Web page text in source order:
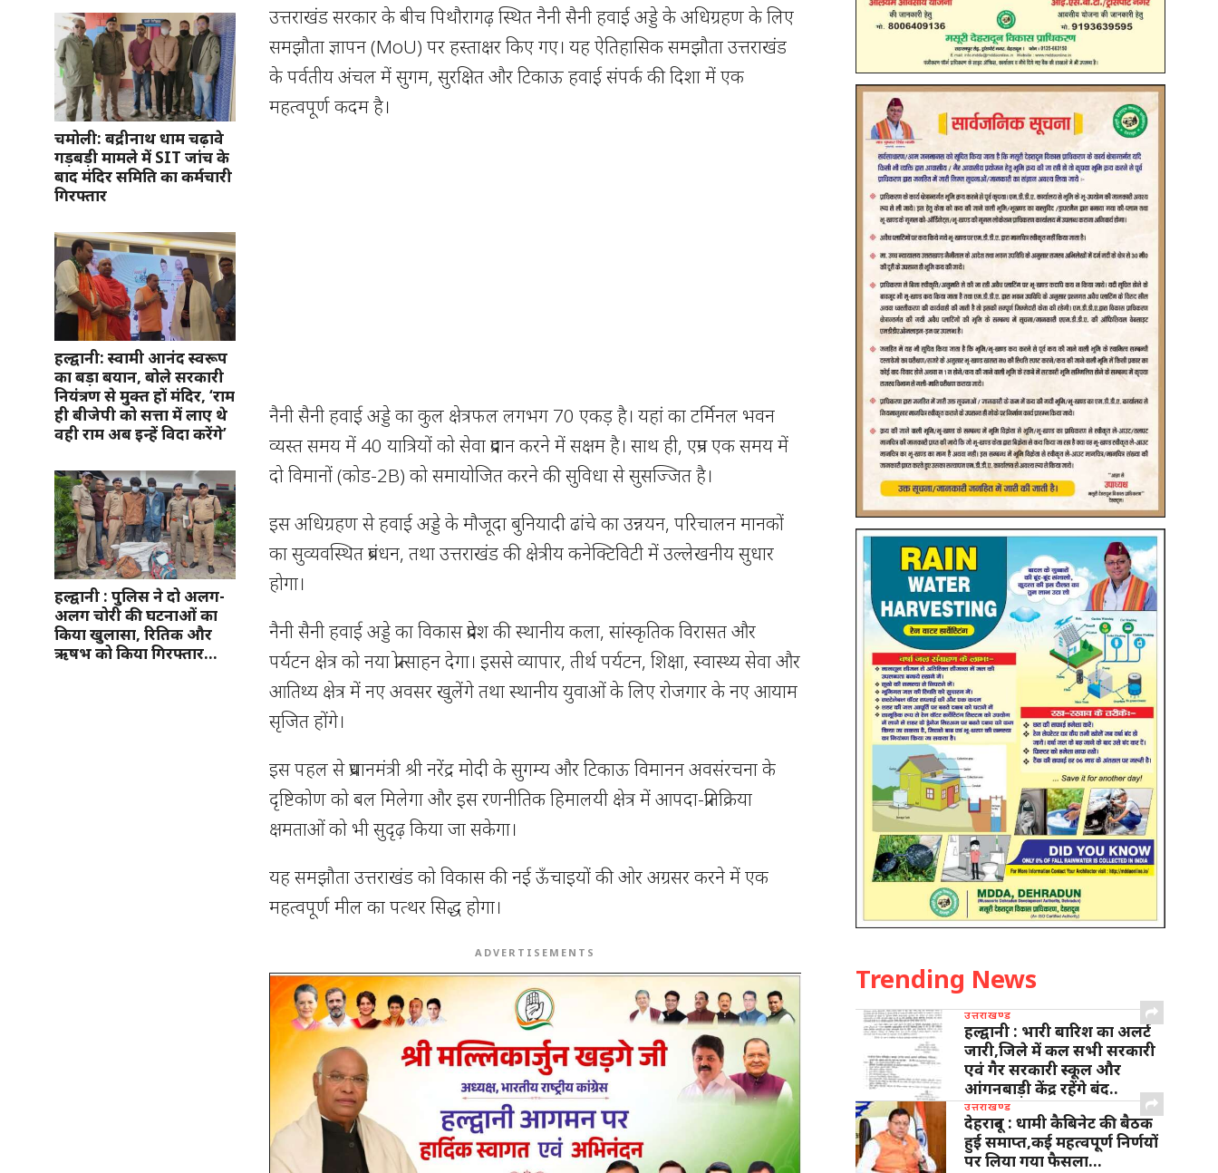
चमोली: बद्रीनाथ धाम चढ़ावे
गड़बड़ी मामले में SIT जांच के
बाद मंदिर समिति का कर्मचारी
गिरफ्तार
हल्द्वानी: स्वामी आनंद स्वरूप
का बड़ा बयान, बोले सरकारी
नियंत्रण से मुक्त हों मंदिर, ‘राम
ही बीजेपी को सत्ता में लाए थे
वही राम अब इन्हें विदा करेंगे’
हल्द्वानी : पुलिस ने दो अलग-
अलग चोरी की घटनाओं का
किया खुलासा, रितिक और
ऋषभ को किया गिरफ्तार…
उत्तराखंड सरकार के बीच पिथौरागढ़ स्थित नैनी सैनी हवाई अड्डे के अधिग्रहण के लिए
समझौता ज्ञापन (MoU) पर हस्ताक्षर किए गए। यह ऐतिहासिक समझौता उत्तराखंड
के पर्वतीय अंचल में सुगम, सुरक्षित और टिकाऊ हवाई संपर्क की दिशा में एक
महत्वपूर्ण कदम है।
नैनी सैनी हवाई अड्डे का कुल क्षेत्रफल लगभग 70 एकड़ है। यहां का टर्मिनल भवन
व्यस्त समय में 40 यात्रियों को सेवा प्रदान करने में सक्षम है। साथ ही, एप्रन एक समय में
दो विमानों (कोड-2B) को समायोजित करने की सुविधा से सुसज्जित है।
इस अधिग्रहण से हवाई अड्डे के मौजूदा बुनियादी ढांचे का उन्नयन, परिचालन मानकों
का सुव्यवस्थित प्रबंधन, तथा उत्तराखंड की क्षेत्रीय कनेक्टिविटी में उल्लेखनीय सुधार
होगा।
नैनी सैनी हवाई अड्डे का विकास प्रदेश की स्थानीय कला, सांस्कृतिक विरासत और
पर्यटन क्षेत्र को नया प्रोत्साहन देगा। इससे व्यापार, तीर्थ पर्यटन, शिक्षा, स्वास्थ्य सेवा और
आतिथ्य क्षेत्र में नए अवसर खुलेंगे तथा स्थानीय युवाओं के लिए रोजगार के नए आयाम
सृजित होंगे।
इस पहल से प्रधानमंत्री श्री नरेंद्र मोदी के सुगम्य और टिकाऊ विमानन अवसंरचना के
दृष्टिकोण को बल मिलेगा और इस रणनीतिक हिमालयी क्षेत्र में आपदा-प्रतिक्रिया
क्षमताओं को भी सुदृढ़ किया जा सकेगा।
यह समझौता उत्तराखंड को विकास की नई ऊँचाइयों की ओर अग्रसर करने में एक
महत्वपूर्ण मील का पत्थर सिद्ध होगा।
ADVERTISEMENTS
Trending News
उत्तराखण्ड
हल्द्वानी : भारी बारिश का अलर्ट
जारी,जिले में कल सभी सरकारी
एवं गैर सरकारी स्कूल और
आंगनबाड़ी केंद्र रहेंगे बंद..
उत्तराखण्ड
देहरादून : धामी कैबिनेट की बैठक
हुई समाप्त,कई महत्वपूर्ण निर्णयों
पर लिया गया फैसला…